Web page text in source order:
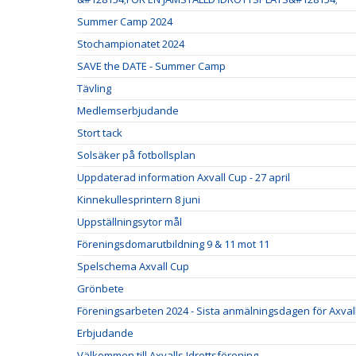
Summer Camp 2024
Stochampionatet 2024
SAVE the DATE - Summer Camp
Tävling
Medlemserbjudande
Stort tack
Solsäker på fotbollsplan
Uppdaterad information Axvall Cup - 27 april
Kinnekullesprintern 8 juni
Uppställningsytor mål
Föreningsdomarutbildning 9 & 11 mot 11
Spelschema Axvall Cup
Grönbete
Föreningsarbeten 2024 - Sista anmälningsdagen för
Erbjudande